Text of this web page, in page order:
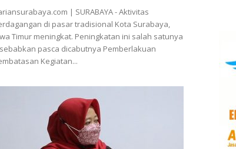
| SURABAYA - Aktivitas
di pasar tradisional Kota Surabaya,
Timur meningkat. Peningkatan ini salah satunya
pasca dicabutnya Pemberlakuan
Kegiatan...